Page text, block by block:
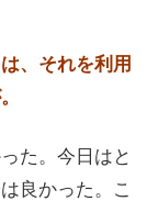
、それを利用
た。今日はと
良かった。こ